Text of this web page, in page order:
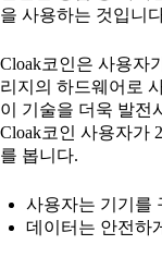
을 사용하는 것입니
Cloak코인은 사용자
리지의 하드웨어로
이 기술을 더욱 발전
Cloak코인 사용자가
를 봅니다.
사용자는 기기를
데이터는 안전하